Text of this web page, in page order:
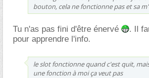
bouton, cela ne fonctionne pas et sa
Tu n'as pas fini d'être énervé
. Il
pour apprendre l'info.
le slot fonctionne quand c'est quit,
une fonction à moi ça veut pas